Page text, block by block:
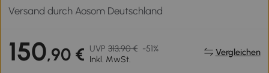
Versand durch Aosom Deutschland
150,90 € UVP 313,90 € -51%
Inkl. MwSt.
Vergleichen